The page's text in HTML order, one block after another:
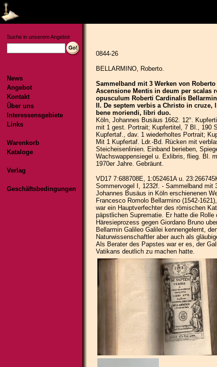
Suche in unserem Angebot
News
Angebot
Kontakt
Über uns
Interessensgebiete
Links
Warenkorb
Kataloge
Verlag
Geschäftsbedingungen